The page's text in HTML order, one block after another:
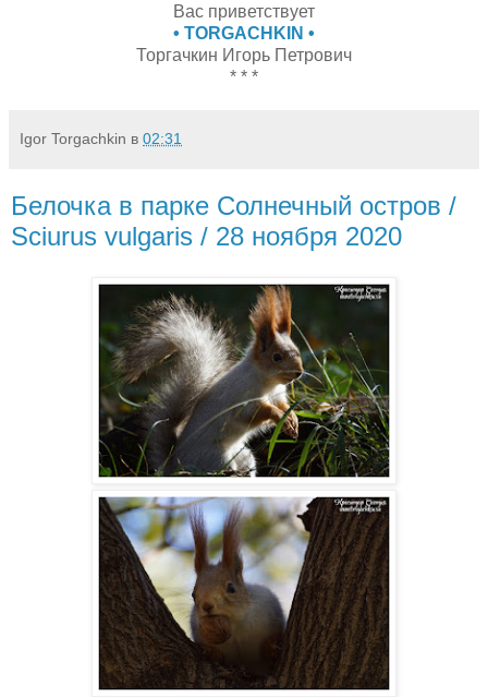
Вас приветствует
• TORGACHKIN •
Торгачкин Игорь Петрович
* * *
Igor Torgachkin в 02:31
Белочка в парке Солнечный остров /
Sciurus vulgaris / 28 ноября 2020